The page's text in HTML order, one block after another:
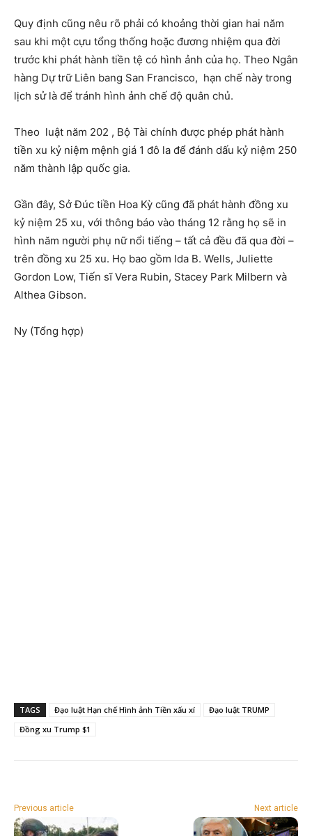
Quy định cũng nêu rõ phải có khoảng thời gian hai năm
sau khi một cựu tổng thống hoặc đương nhiệm qua đời
trước khi phát hành tiền tệ có hình ảnh của họ. Theo Ngân
hàng Dự trữ Liên bang San Francisco, hạn chế này trong
lịch sử là để tránh hình ảnh chế độ quân chủ.
Theo luật năm 202 , Bộ Tài chính được phép phát hành
tiền xu kỷ niệm mệnh giá 1 đô la để đánh dấu kỷ niệm 250
năm thành lập quốc gia.
Gần đây, Sở Đúc tiền Hoa Kỳ cũng đã phát hành đồng xu
kỷ niệm 25 xu, với thông báo vào tháng 12 rằng họ sẽ in
hình năm người phụ nữ nổi tiếng – tất cả đều đã qua đời –
trên đồng xu 25 xu. Họ bao gồm Ida B. Wells, Juliette
Gordon Low, Tiến sĩ Vera Rubin, Stacey Park Milbern và
Althea Gibson.
Ny (Tổng hợp)
TAGS Đạo luật Hạn chế Hình ảnh Tiền xấu xí
Đạo luật TRUMP
Đồng xu Trump $1
Previous article Next article